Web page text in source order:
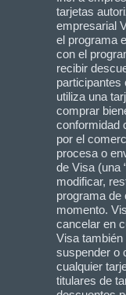
tarjetas
empresarial
el programa
con el
recibir
participantes
utiliza una
comprar
conformidad
por el
procesa o
de Visa (una
modificar,
programa de
momento.
cancelar en
Visa
suspender o
cualquier
titulares de